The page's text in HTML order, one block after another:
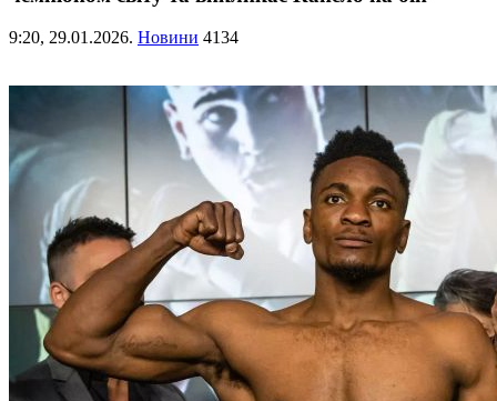
9:20, 29.01.2026. Новини 4134